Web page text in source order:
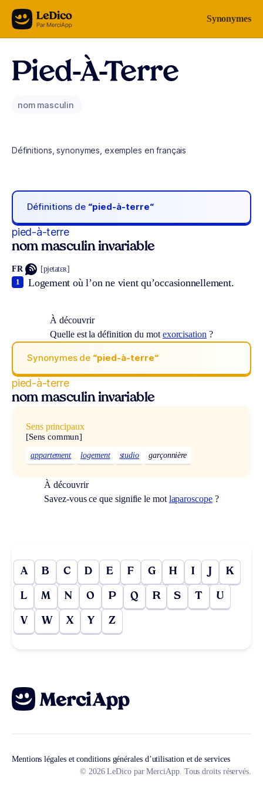
Aller au contenu Synonymes
Pied-À-Terre
nom masculin
Définitions, synonymes, exemples en français
Définitions de “pied-à-terre“
pied-à-terre
nom masculin invariable
FR [pjetatɛʀ]
Logement où l’on ne vient qu’occasionnellement.
1
À découvrir
Quelle est la définition du mot exorcisation ?
Synonymes de “pied-à-terre“
pied-à-terre
nom masculin invariable
Sens principaux
[Sens commun]
appartement logement studio garçonnière
À découvrir
Savez-vous ce que signifie le mot laparoscope?
A B C D E F G H I J K
L M N O P Q R S T U
V W X Y Z
Mentions légales et conditions générales d’utilisation et de services
© 2026 LeDico par MerciApp. Tous droits réservés.